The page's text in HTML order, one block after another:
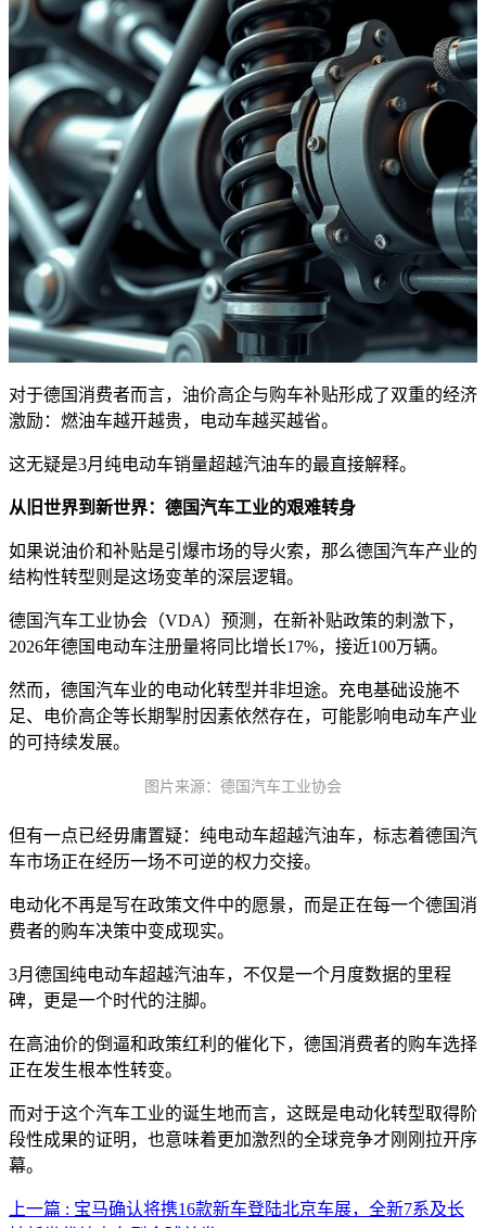
对于德国消费者而言，油价高企与购车补贴形成了双重的经济
激励：燃油车越开越贵，电动车越买越省。
这无疑是3月纯电动车销量超越汽油车的最直接解释。
从旧世界到新世界：德国汽车工业的艰难转身
如果说油价和补贴是引爆市场的导火索，那么德国汽车产业的
结构性转型则是这场变革的深层逻辑。
德国汽车工业协会（VDA）预测，在新补贴政策的刺激下，
2026年德国电动车注册量将同比增长17%，接近100万辆。
然而，德国汽车业的电动化转型并非坦途。充电基础设施不
足、电价高企等长期掣肘因素依然存在，可能影响电动车产业
的可持续发展。
图片来源：德国汽车工业协会
但有一点已经毋庸置疑：纯电动车超越汽油车，标志着德国汽
车市场正在经历一场不可逆的权力交接。
电动化不再是写在政策文件中的愿景，而是正在每一个德国消
费者的购车决策中变成现实。
3月德国纯电动车超越汽油车，不仅是一个月度数据的里程
碑，更是一个时代的注脚。
在高油价的倒逼和政策红利的催化下，德国消费者的购车选择
正在发生根本性转变。
而对于这个汽车工业的诞生地而言，这既是电动化转型取得阶
段性成果的证明，也意味着更加激烈的全球竞争才刚刚拉开序
幕。
上一篇 : 宝马确认将携16款新车登陆北京车展，全新7系及长